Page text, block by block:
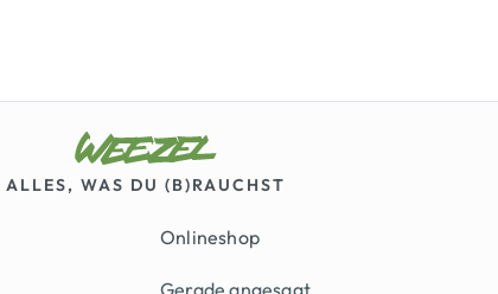
ALLES, WAS DU (B)RAUCHST
Onlineshop
Gerade angesagt